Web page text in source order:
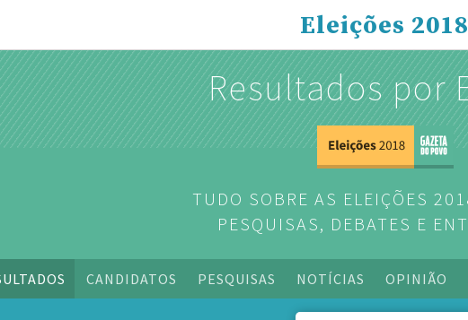
Eleições 2018
Resultados por
TUDO SOBRE AS ELEIÇÕES
PESQUISAS, DEBATES E
CANDIDATOS PESQUISAS NOTÍCIAS OPINIÃO